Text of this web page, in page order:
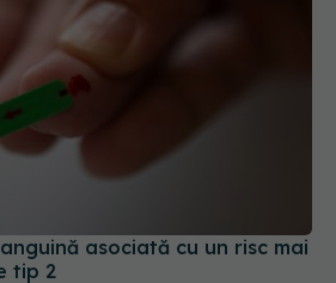
asociată cu un risc mai
tip 2